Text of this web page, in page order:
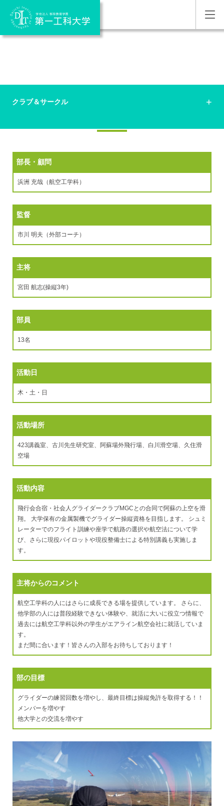
クラブ＆サークル
部長・顧問
浜洲 充哉（航空工学科）
監督
市川 明夫（外部コーチ）
主将
宮田 航志(操縦3年)
部員
13名
活動日
木・土・日
活動場所
423講義室、古川先生研究室、阿蘇場外飛行場、白川滑空場、久住滑
空場
活動内容
飛行会合宿・社会人グライダークラブMGCとの合同で阿蘇の上空を滑
翔。 大学保有の金属製機でグライダー操縦資格を目指します。 シュミ
レーターでのフライト訓練や座学で航路の選択や航空法について学
び、さらに現役パイロットや現役整備士による特別講義も実施しま
す。
主将からのコメント
航空工学科の人にはさらに成長できる場を提供しています。 さらに、
他学部の人には普段経験できない体験や、就活に大いに役立つ情報で
過去には航空工学科以外の学生がエアライン航空会社に就活していま
す。
まだ間に合います！皆さんの入部をお待ちしております！
部の目標
グライダーの練習回数を増やし、最終目標は操縦免許を取得する！！
メンバーを増やす
他大学との交流を増やす